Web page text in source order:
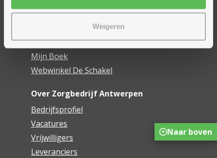
Weigeren
Mijn Zorgbedrijf
Onze innovaties
Mijn Boek
Webwinkel De Schakel
Over Zorgbedrijf Antwerpen
Bedrijfsprofiel
Vacatures
Vrijwilligers
Leveranciers
Naar boven